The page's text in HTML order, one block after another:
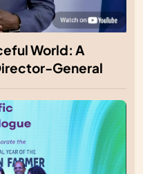
World: A
General